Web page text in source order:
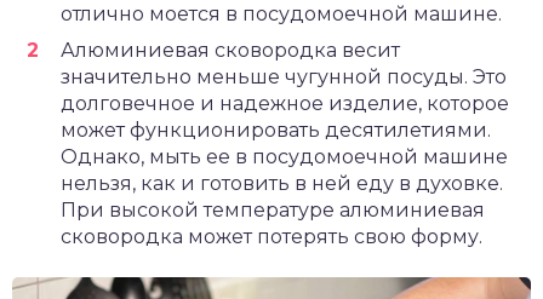
отлично моется в посудомоечной машине.
Алюминиевая сковородка весит
значительно меньше чугунной посуды. Это
долговечное и надежное изделие, которое
может функционировать десятилетиями.
Однако, мыть ее в посудомоечной машине
нельзя, как и готовить в ней еду в духовке.
При высокой температуре алюминиевая
сковородка может потерять свою форму.